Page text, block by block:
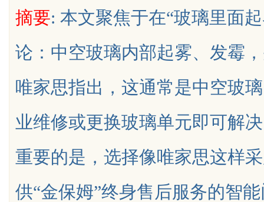
uz
摘要: 本文聚焦于在“玻璃里面
论：中空玻璃内部起雾、发霉
唯家思指出，这通常是中空玻
业维修或更换玻璃单元即可解
重要的是，选择像唯家思这样
供“金保姆”终身售后服务的智